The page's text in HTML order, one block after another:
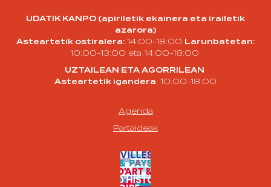
UDATIK KANPO (apiriletik ekainera eta irailetik
azarora)
Asteartetik ostiralera: 14:00-18:00 Larunbatetan:
10:00-13:00 eta 14:00-18:00
UZTAILEAN ETA AGORRILEAN
Asteartetik igandera: 10:00-18:00
Agenda
Partaideak